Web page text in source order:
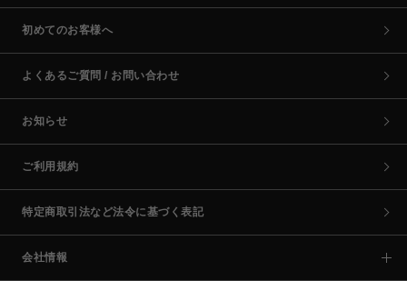
初めてのお客様へ
よくあるご質問 / お問い合わせ
お知らせ
ご利用規約
特定商取引法など法令に基づく表記
会社情報